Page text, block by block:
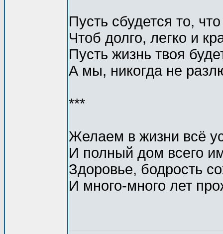
Пусть сбудется то,
Чтоб долго, легко и
Пусть жизнь твоя
А мы, никогда не
***
Желаем в жизни всё
И полный дом всего
Здоровье, бодрость
И много-много лет